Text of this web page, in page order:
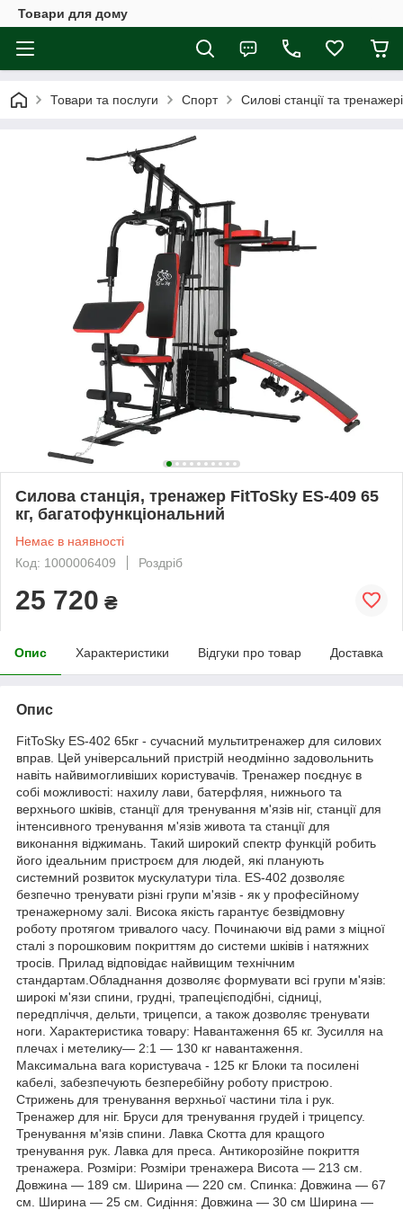
Товари для дому
Товари та послуги Спорт Силові станції та тренажері
Силова станція, тренажер FitToSky ES-409 65
кг, багатофункціональний
Немає в наявності
Код: 1000006409
Роздріб
25 720 ₴
Опис Характеристики Відгуки про товар Доставка
Опис
FitToSky ES-402 65кг - сучасний мультитренажер для силових
вправ. Цей універсальний пристрій неодмінно задовольнить
навіть найвимогливіших користувачів. Тренажер поєднує в
собі можливості: нахилу лави, батерфляя, нижнього та
верхнього шківів, станції для тренування м'язів ніг, станції для
інтенсивного тренування м'язів живота та станції для
виконання віджимань. Такий широкий спектр функцій робить
його ідеальним пристроєм для людей, які планують
системний розвиток мускулатури тіла. ES-402 дозволяє
безпечно тренувати різні групи м'язів - як у професійному
тренажерному залі. Висока якість гарантує безвідмовну
роботу протягом тривалого часу. Починаючи від рами з міцної
сталі з порошковим покриттям до системи шківів і натяжних
тросів. Прилад відповідає найвищим технічним
стандартам.Обладнання дозволяє формувати всі групи м'язів:
широкі м'язи спини, грудні, трапецієподібні, сідниці,
передпліччя, дельти, трицепси, а також дозволяє тренувати
ноги. Характеристика товару: Навантаження 65 кг. Зусилля на
плечах і метелику― 2:1 ― 130 кг навантаження.
Максимальна вага користувача - 125 кг Блоки та посилені
кабелі, забезпечують безперебійну роботу пристрою.
Стрижень для тренування верхньої частини тіла і рук.
Тренажер для ніг. Бруси для тренування грудей і трицепсу.
Тренування м'язів спини. Лавка Скотта для кращого
тренування рук. Лавка для преса. Антикорозійне покриття
тренажера. Розміри: Розміри тренажера Висота ― 213 см.
Довжина ― 189 см. Ширина ― 220 см. Спинка: Довжина ― 67
см. Ширина ― 25 см. Сидіння: Довжина ― 30 см Ширина ―